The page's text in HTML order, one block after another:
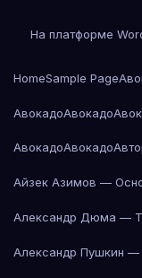
На платформе
HomeSample Page
АвокадоАвокадо
АвокадоАвокадо
Айзек Азимов —
Александр Дюма —
Александр Пушкин —